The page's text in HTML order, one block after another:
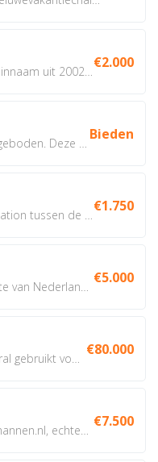
€2.000
Bieden
€1.750
€5.000
€80.000
€7.500